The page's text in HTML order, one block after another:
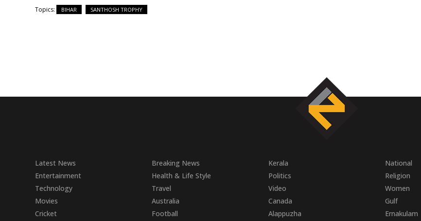
Topics: BIHAR SANTHOSH TROPHY
Latest News Breaking News Kerala National
Entertainment
Health & Life Style Politics Religion
Technology
Travel Video Women
Movies
Australia Canada Gulf
Cricket
Football Alappuzha Ernakulam